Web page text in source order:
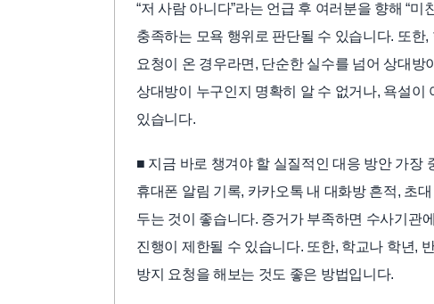
“저 사람 아니다”라는 언급 후 여러분을 향해 “
충족하는 모욕 행위로 판단될 수 있습니다. 또
요청이 온 경우라면, 단순한 실수를 넘어 상대
상대방이 누구인지 명확히 알 수 없거나, 욕설
있습니다.
■ 지금 바로 챙겨야 할 실질적인 대응 방안 가장
휴대폰 알림 기록, 카카오톡 내 대화방 흔적, 초
두는 것이 좋습니다. 증거가 부족하면 수사기관
진행이 제한될 수 있습니다. 또한, 학교나 학년,
방지 요청을 해보는 것도 좋은 방법입니다.